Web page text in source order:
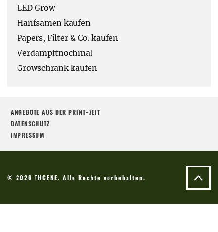
LED Grow
Hanfsamen kaufen
Papers, Filter & Co. kaufen
Verdampftnochmal
Growschrank kaufen
ANGEBOTE AUS DER PRINT-ZEIT
DATENSCHUTZ
IMPRESSUM
© 2026 THCENE. Alle Rechte vorbehalten.